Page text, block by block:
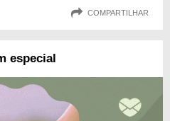
COMPARTILHAR
especial